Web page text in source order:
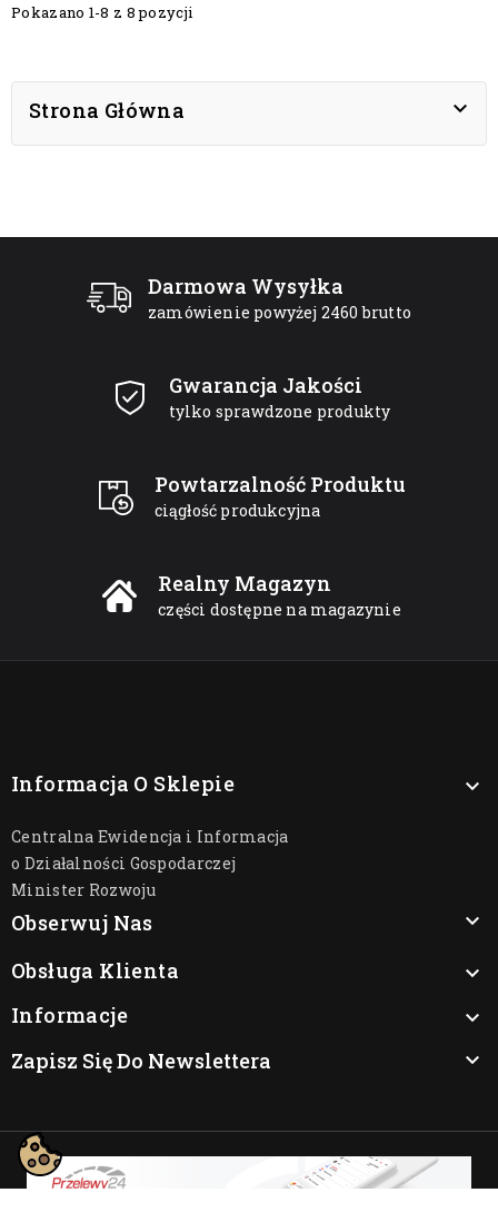
Pokazano 1-8 z 8 pozycji
Strona Główna 
Darmowa Wysyłka
zamówienie powyżej 2460 brutto
Gwarancja Jakości
tylko sprawdzone produkty
Powtarzalność Produktu
ciągłość produkcyjna
Realny Magazyn
części dostępne na magazynie
Informacja O Sklepie 
Centralna Ewidencja i Informacja
o Działalności Gospodarczej
Minister Rozwoju
Obserwuj Nas

Obsługa Klienta

Informacje

Zapisz Się Do Newslettera
